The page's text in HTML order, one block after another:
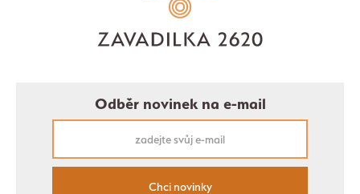
Odběr novinek na e-mail
Chci novinky